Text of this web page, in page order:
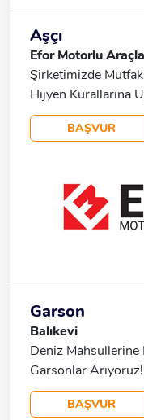
Aşçı
Efor Motorlu
Şirketimizde Mutfak
Hijyen Kurallarına
Kişilik Yemek
Sorumlu Olduğu
Arkadaşına
BAŞVUR
Garson
Balıkevi
Deniz Mahsullerine
Garsonlar
Planda Tutarak,
Takım Arkadaşları
BAŞVUR